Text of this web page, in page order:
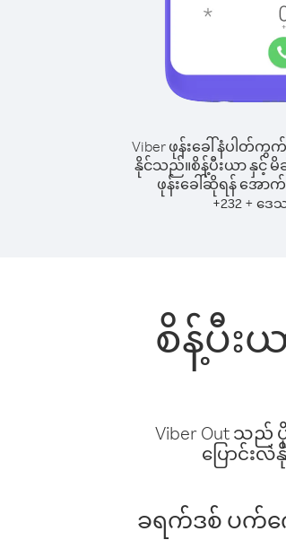
Viber ဖုန်းခေါ်နံပါတ်ကွ
နိုင်သည်။စိန့်ပီးယာ နှင့်
ဖုန်းခေါ်ဆိုရန် အောက်
+232 + ဒေ
စိန့်ပီး
Viber Out သ
ပြောင်း
ခရက်ဒစ် ပက်ကေ့